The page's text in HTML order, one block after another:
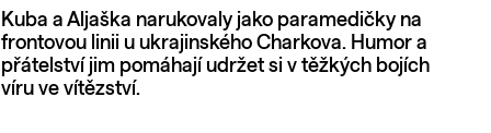
Kuba a Aljaška narukovaly jako paramedičky na
frontovou linii u ukrajinského Charkova. Humor a
přátelství jim pomáhají udržet si v těžkých bojích
víru ve vítězství.